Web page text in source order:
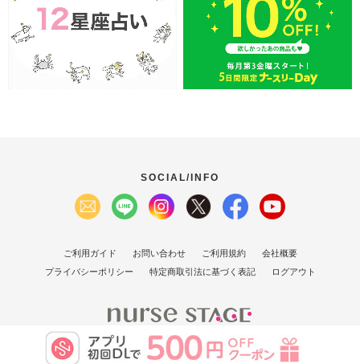
SOCIAL/INFO
ご利用ガイド お問い合わせ ご利用規約
会社概要
プライバシーポリシー
特定商取引法に基づく表記 ログアウト